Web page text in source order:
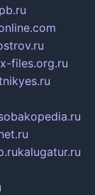
files.org.ru
kalugatur.ru